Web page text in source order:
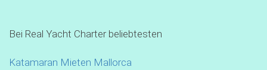
Bei Real Yacht Charter beliebtesten
Katamaran Mieten Mallorca